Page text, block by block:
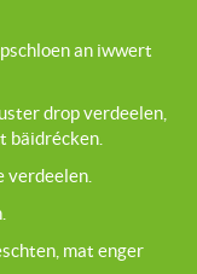
an iwwert
drop verdeelen,
bäidrécken.
verdeelen.
mat enger